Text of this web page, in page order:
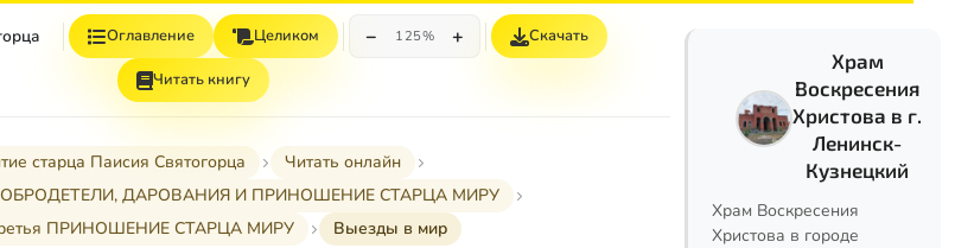
Оглавление Целиком − 125% + Скачать
Читать книгу
старца Паисия Святогорца
Читать онлайн
ДОБРОДЕТЕЛИ, ДАРОВАНИЯ И ПРИНОШЕНИЕ СТАРЦА МИРУ
ПРИНОШЕНИЕ СТАРЦА МИРУ
Выезды в мир
Храм
Воскресения
Христова в г.
Ленинск-
Кузнецкий
Храм Воскресения
Христова в городе